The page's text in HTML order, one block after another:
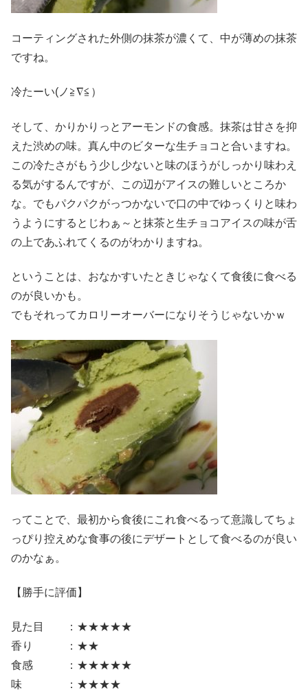
コーティングされた外側の抹茶が濃くて、中が薄めの抹茶
ですね。
冷たーい(ノ≧∇≦）
そして、かりかりっとアーモンドの食感。抹茶は甘さを抑
えた渋めの味。真ん中のビターな生チョコと合いますね。
この冷たさがもう少し少ないと味のほうがしっかり味わえ
る気がするんですが、この辺がアイスの難しいところか
な。でもパクパクがっつかないで口の中でゆっくりと味わ
うようにするとじわぁ～と抹茶と生チョコアイスの味が舌
の上であふれてくるのがわかりますね。
ということは、おなかすいたときじゃなくて食後に食べる
のが良いかも。
でもそれってカロリーオーバーになりそうじゃないかｗ
ってことで、最初から食後にこれ食べるって意識してちょ
っぴり控えめな食事の後にデザートとして食べるのが良い
のかなぁ。
【勝手に評価】
見た目 ：★★★★★
香り ：★★
食感 ：★★★★★
味 ：★★★★